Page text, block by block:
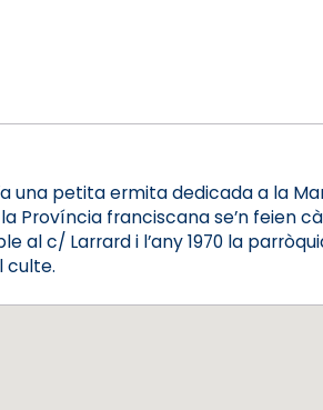
una petita ermita dedicada a la
Província franciscana se’n feien
al c/ Larrard i l’any 1970 la
culte.